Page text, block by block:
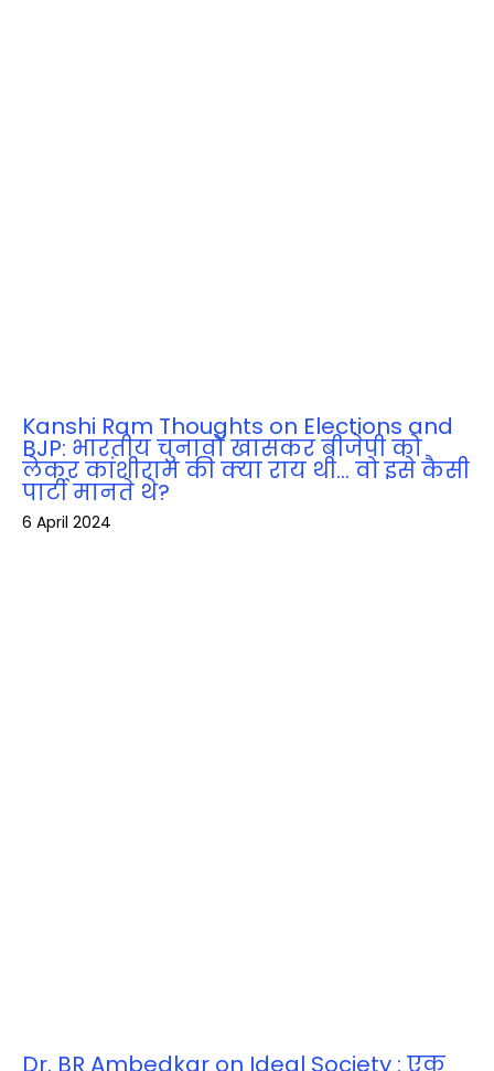
Kanshi Ram Thoughts on Elections and
BJP: भारतीय चुनावों खासकर बीजेपी को
लेकर कांशीराम की क्‍या राय थी… वो इसे कैसी
पार्टी मानते थे?
6 April 2024
Dr. BR Ambedkar on Ideal Society : एक